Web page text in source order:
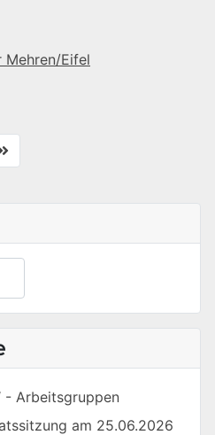
Mehren/Eifel
- Arbeitsgruppen
am 25.06.2026